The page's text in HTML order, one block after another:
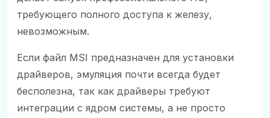
требующего полного доступа к железу,
невозможным.
Если файл MSI предназначен для установки
драйверов, эмуляция почти всегда будет
бесполезна, так как драйверы требуют
интеграции с ядром системы, а не просто